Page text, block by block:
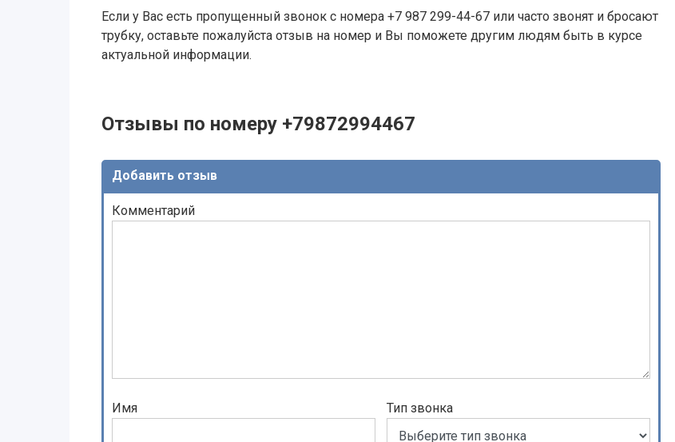
Если у Вас есть пропущенный звонок с номера +7 987 299-44-67 или часто звонят и бросают
трубку, оставьте пожалуйста отзыв на номер и Вы поможете другим людям быть в курсе
актуальной информации.
Отзывы по номеру +79872994467
Добавить отзыв
Комментарий
Имя Тип звонка